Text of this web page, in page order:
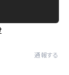
通報する